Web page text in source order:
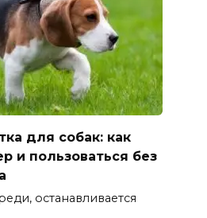
для собак: как
и пользоваться без
останавливается